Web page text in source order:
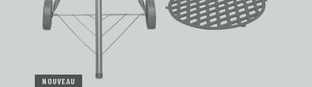
NOUVEAU